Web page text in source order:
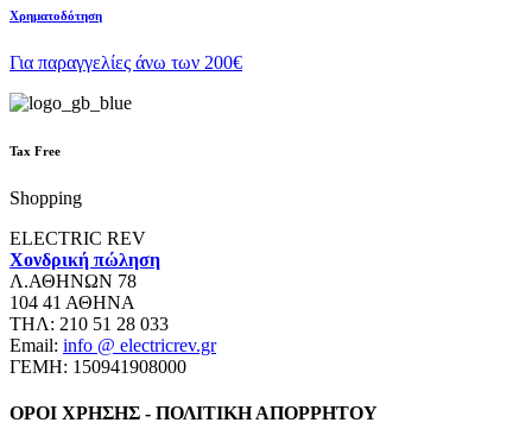
Χρηματοδότηση
Για παραγγελίες άνω των 200€
Tax Free
Shopping
ELECTRIC REV
Χονδρική πώληση
Λ.ΑΘΗΝΩΝ 78
104 41 ΑΘΗΝΑ
ΤΗΛ: 210 51 28 033
Email: info @ electricrev.gr
ΓΕΜΗ: 150941908000
ΟΡΟΙ ΧΡΗΣΗΣ - ΠΟΛΙΤΙΚΗ ΑΠΟΡΡΗΤΟΥ